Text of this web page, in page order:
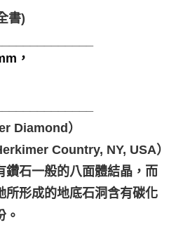
書)
，
Diamond）
Country, NY, USA）
鑽石一般的八面體結晶，而
所形成的地底石洞含有碳化
。